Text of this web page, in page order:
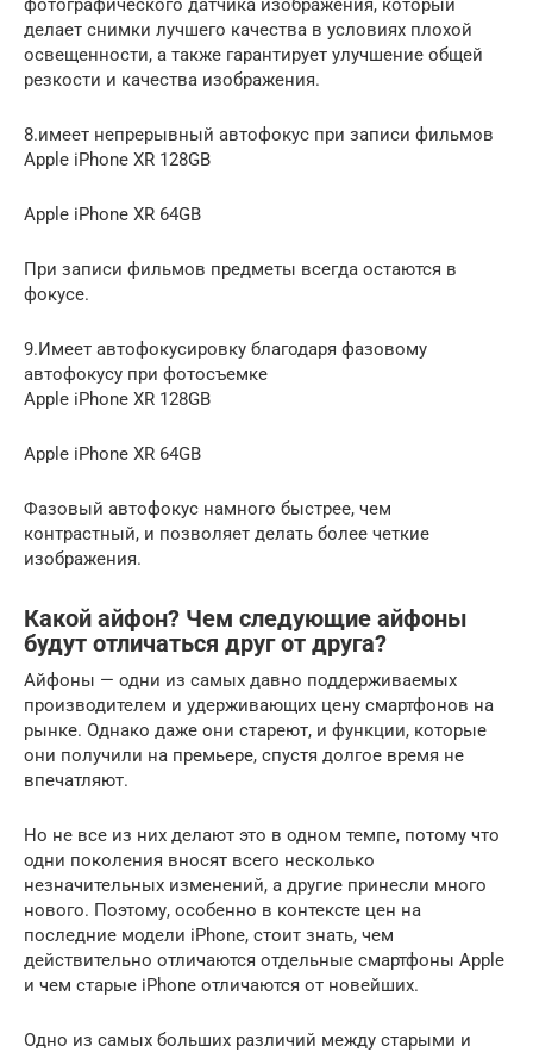
делает снимки лучшего качества в условиях плохой
освещенности, а также гарантирует улучшение общей
резкости и качества изображения.
8.имеет непрерывный автофокус при записи фильмов
Apple iPhone XR 128GB
Apple iPhone XR 64GB
При записи фильмов предметы всегда остаются в
фокусе.
9.Имеет автофокусировку благодаря фазовому
автофокусу при фотосъемке
Apple iPhone XR 128GB
Apple iPhone XR 64GB
Фазовый автофокус намного быстрее, чем
контрастный, и позволяет делать более четкие
изображения.
Какой айфон? Чем следующие айфоны
будут отличаться друг от друга?
Айфоны — одни из самых давно поддерживаемых
производителем и удерживающих цену смартфонов на
рынке. Однако даже они стареют, и функции, которые
они получили на премьере, спустя долгое время не
впечатляют.
Но не все из них делают это в одном темпе, потому что
одни поколения вносят всего несколько
незначительных изменений, а другие принесли много
нового. Поэтому, особенно в контексте цен на
последние модели iPhone, стоит знать, чем
действительно отличаются отдельные смартфоны Apple
и чем старые iPhone отличаются от новейших.
Одно из самых больших различий между старыми и